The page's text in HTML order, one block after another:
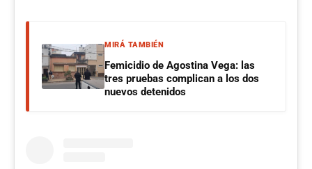
MIRÁ TAMBIÉN
Femicidio de Agostina Vega: las
tres pruebas complican a los dos
nuevos detenidos